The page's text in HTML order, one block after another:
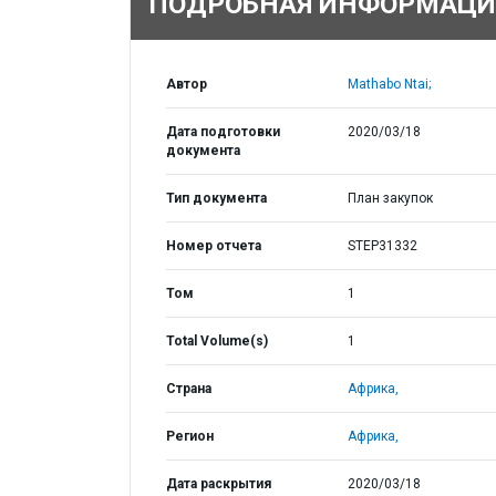
Автор Mathabo Ntai;
Дата подготовки
документа
2020/03/18
Тип документа План закупок
Номер отчета STEP31332
Том 1
Total Volume(s) 1
Страна Африка,
Регион Африка,
Дата раскрытия
2020/03/18